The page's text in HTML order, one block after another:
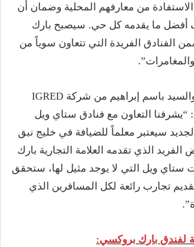
الاستفادة من معارفهم المحلية وضمان أن
أفضل ما يقدمه كل حي. سيصبح بارك
الفنادق الفريدة التي تتعاون سوياً من
وقال إبراهيم سيد حسن والسيد باسم إبراهيم من شركة IGRED
“يشرفنا التعاون مع فنادق ستاي ويل
سيعتبر معلماً للضيافة في خليج نبق
الذي تقدمه العلامة التجارية بارك
ستاي ويل التي لا يوجد مثيل لها، ستحقق
تجارب رائعة لكل المسافرين الذي
لفندق بارك بروكسي: